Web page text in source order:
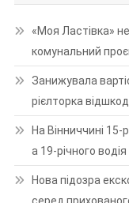
«Моя Ластівка»
комунальний
Занижувала
рієлторка
На Вінниччині
а 19-річного
Нова підозра